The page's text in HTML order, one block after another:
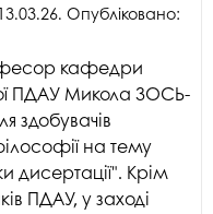
. Опубліковано:
кафедри
ПДАУ Микола ЗОСЬ-
здобувачів
на тему
дисертації". Крім
ПДАУ, у заході